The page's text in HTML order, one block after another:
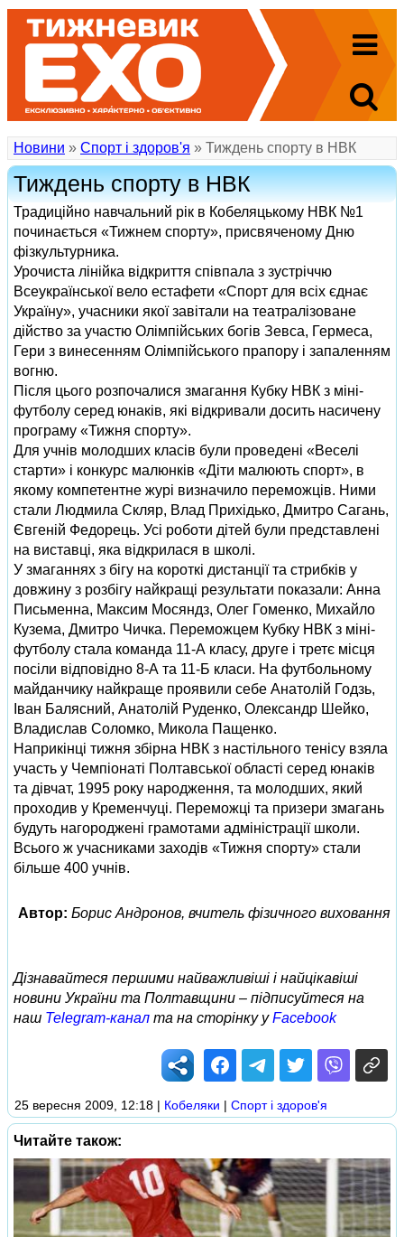
Новини » Спорт і здоров'я » Тиждень спорту в НВК
Тиждень спорту в НВК
Традиційно навчальний рік в Кобеляцькому НВК №1
починається «Тижнем спорту», присвяченому Дню
фізкультурника.
Урочиста лінійка відкриття співпала з зустріччю
Всеукраїнської вело естафети «Спорт для всіх єднає
Україну», учасники якої завітали на театралізоване
дійство за участю Олімпійських богів Зевса, Гермеса,
Гери з винесенням Олімпійського прапору і запаленням
вогню.
Після цього розпочалися змагання Кубку НВК з міні-
футболу серед юнаків, які відкривали досить насичену
програму «Тижня спорту».
Для учнів молодших класів були проведені «Веселі
старти» і конкурс малюнків «Діти малюють спорт», в
якому компетентне журі визначило переможців. Ними
стали Людмила Скляр, Влад Прихідько, Дмитро Сагань,
Євгеній Федорець. Усі роботи дітей були представлені
на виставці, яка відкрилася в школі.
У змаганнях з бігу на короткі дистанції та стрибків у
довжину з розбігу найкращі результати показали: Анна
Письменна, Максим Мосяндз, Олег Гоменко, Михайло
Кузема, Дмитро Чичка. Переможцем Кубку НВК з міні-
футболу стала команда 11-А класу, друге і третє місця
посіли відповідно 8-А та 11-Б класи. На футбольному
майданчику найкраще проявили себе Анатолій Годзь,
Іван Балясний, Анатолій Руденко, Олександр Шейко,
Владислав Соломко, Микола Пащенко.
Наприкінці тижня збірна НВК з настільного тенісу взяла
участь у Чемпіонаті Полтавської області серед юнаків
та дівчат, 1995 року народження, та молодших, який
проходив у Кременчуці. Переможці та призери змагань
будуть нагороджені грамотами адміністрації школи.
Всього ж учасниками заходів «Тижня спорту» стали
більше 400 учнів.
Автор: Борис Андронов, вчитель фізичного виховання
Дізнавайтеся першими найважливіші і найцікавіші
новини України та Полтавщини – підписуйтеся на
наш Telegram-канал та на сторінку уFacebook
25 вересня 2009, 12:18 | Кобеляки | Спорт і здоров'я
Читайте також: